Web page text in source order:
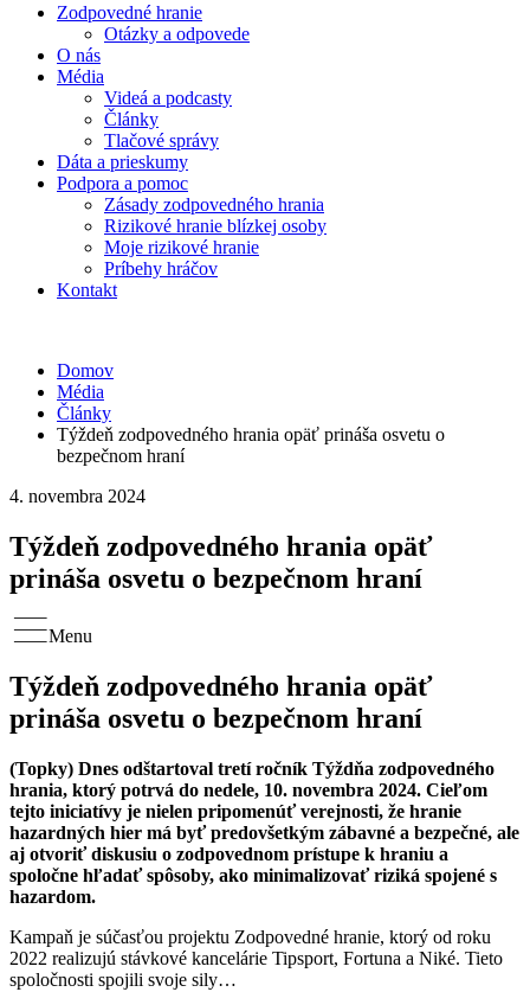
Zodpovedné hranie
Otázky a odpovede
O nás
Média
Videá a podcasty
Články
Tlačové správy
Dáta a prieskumy
Podpora a pomoc
Zásady zodpovedného hrania
Rizikové hranie blízkej osoby
Moje rizikové hranie
Príbehy hráčov
Kontakt
Domov
Média
Články
Týždeň zodpovedného hrania opäť prináša osvetu o
bezpečnom hraní
4. novembra 2024
Týždeň zodpovedného hrania opäť
prináša osvetu o bezpečnom hraní
Menu
Týždeň zodpovedného hrania opäť
prináša osvetu o bezpečnom hraní
(Topky) Dnes odštartoval tretí ročník Týždňa zodpovedného
hrania, ktorý potrvá do nedele, 10. novembra 2024. Cieľom
tejto iniciatívy je nielen pripomenúť verejnosti, že hranie
hazardných hier má byť predovšetkým zábavné a bezpečné, ale
aj otvoriť diskusiu o zodpovednom prístupe k hraniu a
spoločne hľadať spôsoby, ako minimalizovať riziká spojené s
hazardom.
Kampaň je súčasťou projektu Zodpovedné hranie, ktorý od roku
2022 realizujú stávkové kancelárie Tipsport, Fortuna a Niké. Tieto
spoločnosti spojili svoje sily…